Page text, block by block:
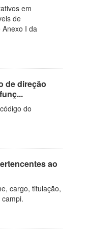
em
de
Anexo I da
de direção
do
ao
cargo, titulação,